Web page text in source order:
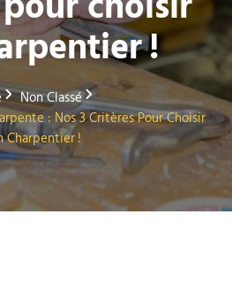
!
Non Classé
: Nos 3 Critères Pour Choisir
Charpentier !